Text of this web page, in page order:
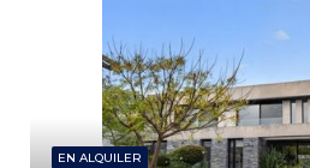
EN ALQUILER